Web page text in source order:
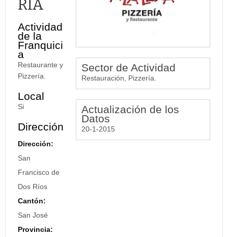
Sector de Actividad
Restauración, Pizzería.
Actualización de los
Datos
20-1-2015
RÍA
Actividad
de la
Franquici
a
Restaurante y
Pizzería.
Local
Si
Dirección
Dirección:
San
Francisco de
Dos Ríos
Cantón:
San José
Provincia: